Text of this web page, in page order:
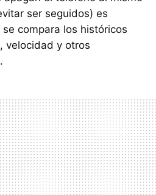
ser seguidos) es
compara los históricos
velocidad y otros